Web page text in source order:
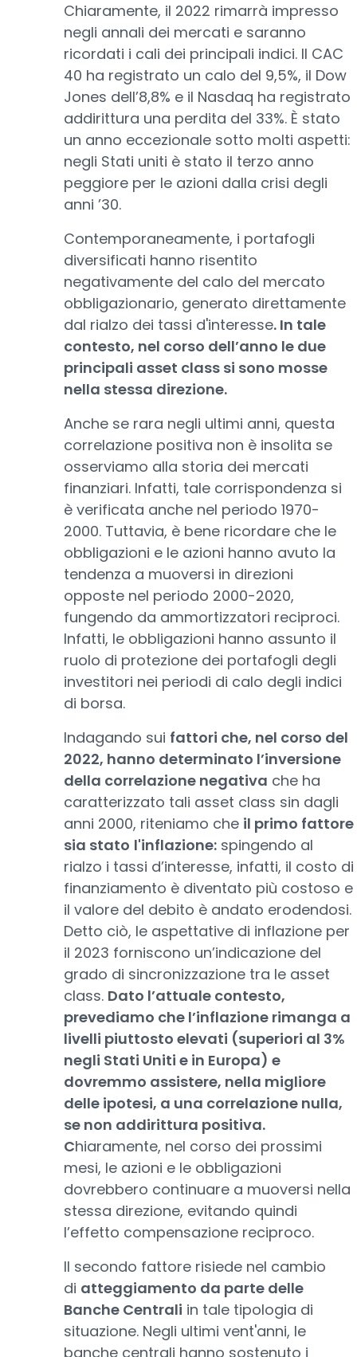
Chiaramente, il 2022 rimarrà impresso
negli annali dei mercati e saranno
ricordati i cali dei principali indici. Il CAC
40 ha registrato un calo del 9,5%, il Dow
Jones dell’8,8% e il Nasdaq ha registrato
addirittura una perdita del 33%. È stato
un anno eccezionale sotto molti aspetti:
negli Stati uniti è stato il terzo anno
peggiore per le azioni dalla crisi degli
anni ’30.
Contemporaneamente, i portafogli
diversificati hanno risentito
negativamente del calo del mercato
obbligazionario, generato direttamente
dal rialzo dei tassi d'interesse. In tale
contesto, nel corso dell’anno le due
principali asset class si sono mosse
nella stessa direzione.
Anche se rara negli ultimi anni, questa
correlazione positiva non è insolita se
osserviamo alla storia dei mercati
finanziari. Infatti, tale corrispondenza si
è verificata anche nel periodo 1970-
2000. Tuttavia, è bene ricordare che le
obbligazioni e le azioni hanno avuto la
tendenza a muoversi in direzioni
opposte nel periodo 2000-2020,
fungendo da ammortizzatori reciproci.
Infatti, le obbligazioni hanno assunto il
ruolo di protezione dei portafogli degli
investitori nei periodi di calo degli indici
di borsa.
Indagando sui fattori che, nel corso del
2022, hanno determinato l’inversione
della correlazione negativa che ha
caratterizzato tali asset class sin dagli
anni 2000, riteniamo che il primo fattore
sia stato l'inflazione: spingendo al
rialzo i tassi d’interesse, infatti, il costo di
finanziamento è diventato più costoso e
il valore del debito è andato erodendosi.
Detto ciò, le aspettative di inflazione per
il 2023 forniscono un’indicazione del
grado di sincronizzazione tra le asset
class. Dato l’attuale contesto,
prevediamo che l’inflazione rimanga a
livelli piuttosto elevati (superiori al 3%
negli Stati Uniti e in Europa) e
dovremmo assistere, nella migliore
delle ipotesi, a una correlazione nulla,
se non addirittura positiva.
Chiaramente, nel corso dei prossimi
mesi, le azioni e le obbligazioni
dovrebbero continuare a muoversi nella
stessa direzione, evitando quindi
l’effetto compensazione reciproco.
Il secondo fattore risiede nel cambio
di atteggiamento da parte delle
Banche Centrali in tale tipologia di
situazione. Negli ultimi vent'anni, le
banche centrali hanno sostenuto i